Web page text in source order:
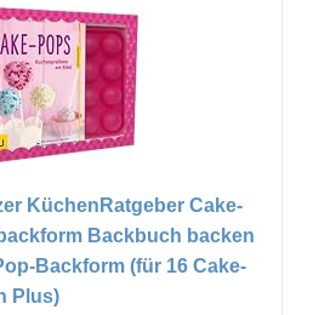
KüchenRatgeber Cake-
Backbuch backen
Backform (für 16 Cake-
Plus)